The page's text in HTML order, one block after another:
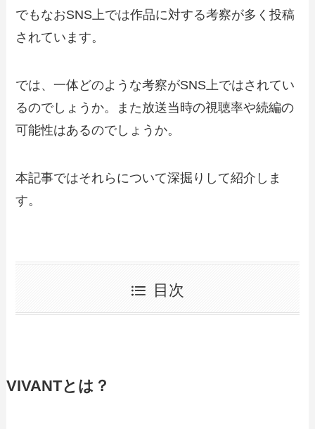
でもなおSNS上では作品に対する考察が多く投稿
されています。
では、一体どのような考察がSNS上ではされてい
るのでしょうか。また放送当時の視聴率や続編の
可能性はあるのでしょうか。
本記事ではそれらについて深掘りして紹介しま
す。
目次
VIVANTとは？